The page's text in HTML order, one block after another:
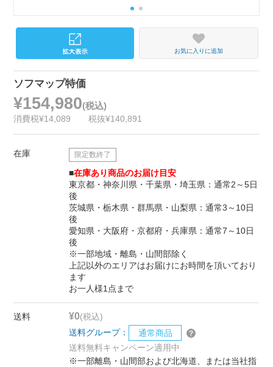
お気に入りに追加
ソフマップ特価
¥154,980(税込)
消費税¥14,089 税抜¥140,891
在庫 限定数終了
■在庫あり商品のお届け目安
東京都・神奈川県・千葉県・埼玉県：通常2～5日
後
茨城県・栃木県・群馬県・山梨県：通常3～10日
後
愛知県・大阪府・京都府・兵庫県：通常7～10日
後
※一部地域・離島・山間部除く
上記以外のエリアはお届けにお時間を頂いており
ます
お一人様1点まで
送料 ¥0(税込)
送料グループ：
通常商品
送料無料キャンペーン適用中
※一部離島・山間部および北海道、または当社指